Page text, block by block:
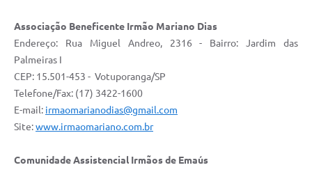
Associação Beneficente Irmão Mariano Dias
Endereço: Rua Miguel Andreo, 2316 - Bairro: Jardim das
Palmeiras I
CEP: 15.501-453 - Votuporanga/SP
Telefone/Fax: (17) 3422-1600
E-mail: irmaomarianodias@gmail.com
Site:www.irmaomariano.com.br
Comunidade Assistencial Irmãos de Emaús